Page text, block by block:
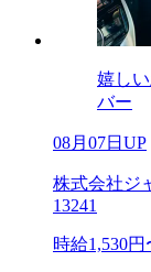
嬉し
バー
08月07日UP
株式会社ジ
13241
時給1,530円